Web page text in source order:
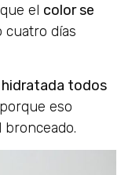
el color se
cuatro días
hidratada todos
eso